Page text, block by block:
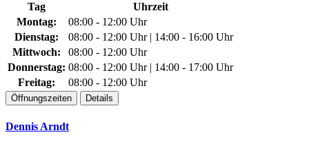
Tag
Uhrzeit
Montag:
08:00 - 12:00 Uhr
Dienstag:
08:00 - 12:00 Uhr | 14:00 - 16:00 Uhr
Mittwoch:
08:00 - 12:00 Uhr
Donnerstag: 08:00 - 12:00 Uhr | 14:00 - 17:00 Uhr
Freitag:
08:00 - 12:00 Uhr
Öffnungszeiten Details
Dennis Arndt